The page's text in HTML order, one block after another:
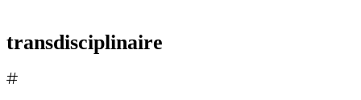
transdisciplinaire